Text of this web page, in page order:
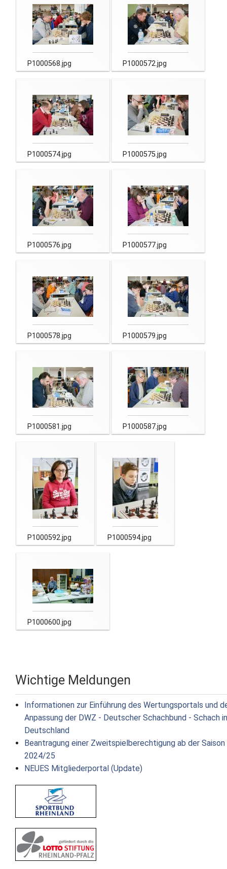
P1000568.jpg P1000572.jpg
P1000574.jpg P1000575.jpg
P1000576.jpg P1000577.jpg
P1000578.jpg P1000579.jpg
P1000581.jpg P1000587.jpg
P1000592.jpg P1000594.jpg
P1000600.jpg
Wichtige Meldungen
Informationen zur Einführung des Wertungsportals und
Anpassung der DWZ - Deutscher Schachbund - Schach in
Deutschland
Beantragung einer Zweitspielberechtigung ab der Saison
2024/25
NEUES Mitgliederportal (Update)